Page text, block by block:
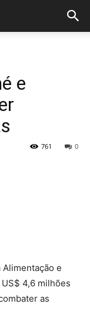
e
0
761
Alimentação e
4,6 milhões
as